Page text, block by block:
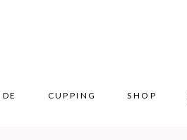
CUPPING SHOP